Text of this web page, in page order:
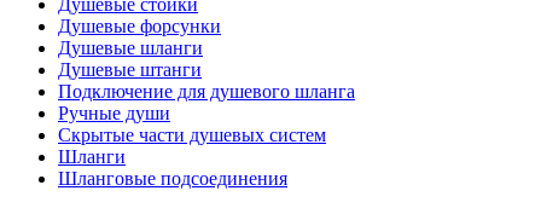
Душевые стойки
Душевые форсунки
Душевые шланги
Душевые штанги
Подключение для душевого шланга
Ручные души
Скрытые части душевых систем
Шланги
Шланговые подсоединения